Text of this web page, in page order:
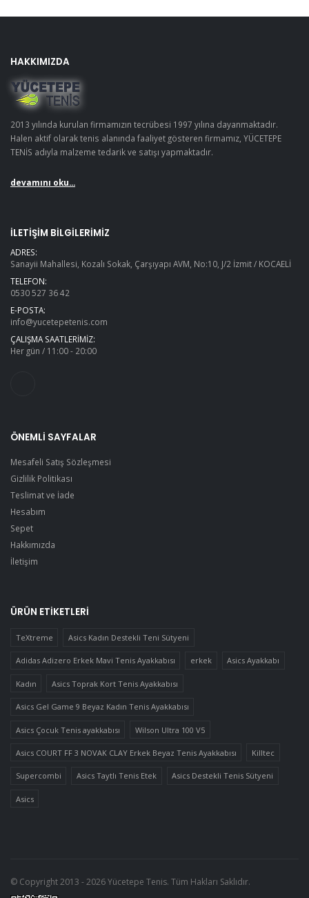
HAKKIMIZDA
2013 yılında kurulan firmamızın tecrübesi 1997 yılına dayanmaktadır.
Halen aktif olarak tenis alanında faaliyet gösteren firmamız, YÜCETEPE
TENİS adıyla malzeme tedarik ve satışı yapmaktadır.
devamını oku...
İLETIŞIM BILGILERIMIZ
ADRES:
Sanayii Mahallesi, Kozalı Sokak, Çarşıyapı AVM, No:10, J/2 İzmit / KOCAELİ
TELEFON:
0530 527 36 42
E-POSTA:
info@yucetepetenis.com
ÇALIŞMA SAATLERIMIZ:
Her gün / 11:00 - 20:00
ÖNEMLI SAYFALAR
Mesafeli Satış Sözleşmesi
Gizlilik Politikası
Teslimat ve İade
Hesabım
Sepet
Hakkımızda
İletişim
ÜRÜN ETIKETLERI
TeXtreme Asics Kadın Destekli Teni Sütyeni
Adidas Adizero Erkek Mavi Tenis Ayakkabısı erkek Asics Ayakkabı
Kadın Asics Toprak Kort Tenis Ayakkabısı
Asics Gel Game 9 Beyaz Kadın Tenis Ayakkabısı
Asics Çocuk Tenis ayakkabısı Wilson Ultra 100 V5
Asics COURT FF 3 NOVAK CLAY Erkek Beyaz Tenis Ayakkabısı Killtec
Supercombi Asics Taytlı Tenis Etek Asics Destekli Tenis Sütyeni
Asics
© Copyright 2013 - 2026 Yücetepe Tenis. Tüm Hakları Saklıdır.